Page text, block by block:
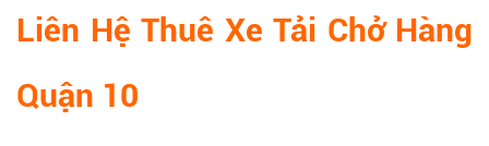
Liên Hệ Thuê Xe Tải Chở Hàng
Quận 10